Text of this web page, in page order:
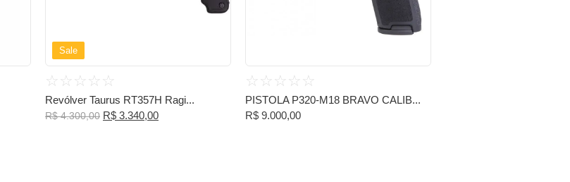
Sale
☆ ☆ ☆ ☆ ☆
Revólver Taurus RT357H Ragi...
R$4.300,00 R$3.340,00
☆ ☆ ☆ ☆ ☆
PISTOLA P320-M18 BRAVO CALIB...
R$9.000,00